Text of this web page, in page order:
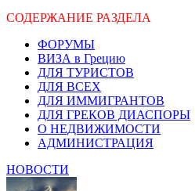
СОДЕРЖАНИЕ РАЗДЕЛА
ФОРУМЫ
ВИЗА в Грецию
ДЛЯ ТУРИСТОВ
ДЛЯ ВСЕХ
ДЛЯ ИММИГРАНТОВ
ДЛЯ ГРЕКОВ ДИАСПОРЫ
О НЕДВИЖИМОСТИ
АДМИНИСТРАЦИЯ
НОВОСТИ